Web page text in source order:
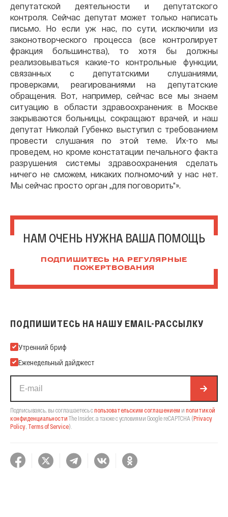
депутатской деятельности и депутатского
контроля. Сейчас депутат может только написать
письмо. Но если уж нас, по сути, исключили из
законотворческого процесса (все контролирует
фракция большинства), то хотя бы должны
реализовываться какие-то контрольные функции,
связанных с депутатскими слушаниями,
проверками, реагированиями на депутатские
обращения. Вот, например, сейчас все мы знаем
ситуацию в области здравоохранения: в Москве
закрываются больницы, сокращают врачей, и наш
депутат Николай Губенко выступил с требованием
провести слушания по этой теме. Их-то мы
проведем, но кроме констатации печального факта
разрушения системы здравоохранения сделать
ничего не сможем, никаких полномочий у нас нет.
Мы сейчас просто орган „для поговорить“».
НАМ ОЧЕНЬ НУЖНА ВАША ПОМОЩЬ
ПОДПИШИТЕСЬ НА РЕГУЛЯРНЫЕ
ПОЖЕРТВОВАНИЯ
ПОДПИШИТЕСЬ НА НАШУ EMAIL-РАССЫЛКУ
Подпишитесь на нашу Email-рассылку
Утренний бриф
Еженедельный дайджест
Подписываясь, вы соглашаетесь спользовательским соглашением и политикой
конфиденциальности The Insider, а также с условиями Google reCAPTCHA (Privacy
Policy, Terms of Service).